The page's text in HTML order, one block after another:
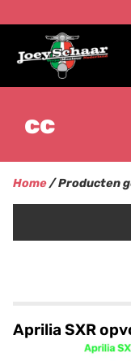
cc
Home/ Producten
Aprilia SXR